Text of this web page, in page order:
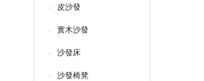
皮沙發
實木沙發
沙發床
沙發椅凳